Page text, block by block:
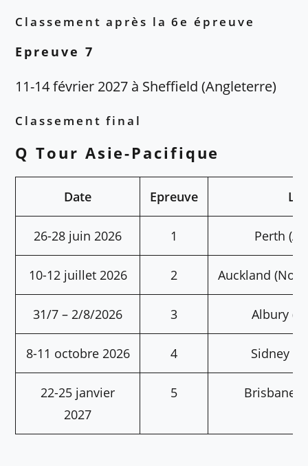
Classement après la 6e épreuve
Epreuve 7
11-14 février 2027 à Sheffield (Angleterre)
Classement final
Q Tour Asie-Pacifique
Date Epreuve
26-28 juin 2026 1 Perth
10-12 juillet 2026 2 Auckland
31/7 – 2/8/2026 3 Albury
8-11 octobre 2026 4 Sidney
22-25 janvier
2027
5 Brisbane